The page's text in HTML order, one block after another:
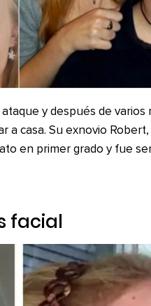
y después de varios
a casa. Su exnovio
en primer grado y fue
facial